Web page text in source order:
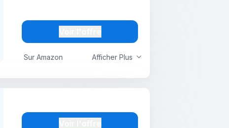
Afficher Plus
Sur Amazon